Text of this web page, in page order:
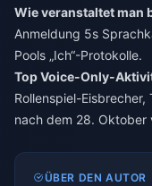
Wie veranstaltet man
Anmeldung 5s
Pools „Ich“-Protokolle.
Top Voice-Only-
Rollenspiel-
nach dem 28.
ÜBER DEN AUTOR